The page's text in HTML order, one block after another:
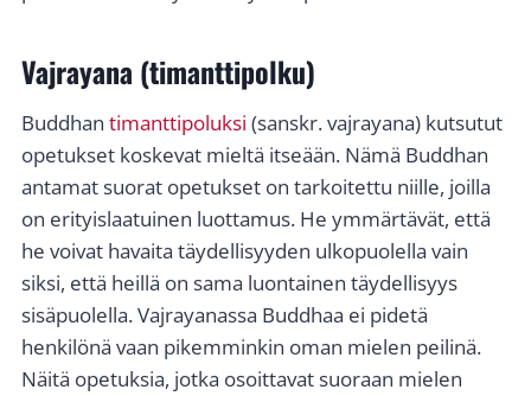
Vajrayana (timanttipolku)
Buddhan timanttipoluksi (sanskr. vajrayana) kutsutut
opetukset koskevat mieltä itseään. Nämä Buddhan
antamat suorat opetukset on tarkoitettu niille, joilla
on erityislaatuinen luottamus. He ymmärtävät, että
he voivat havaita täydellisyyden ulkopuolella vain
siksi, että heillä on sama luontainen täydellisyys
sisäpuolella. Vajrayanassa Buddhaa ei pidetä
henkilönä vaan pikemminkin oman mielen peilinä.
Näitä opetuksia, jotka osoittavat suoraan mielen